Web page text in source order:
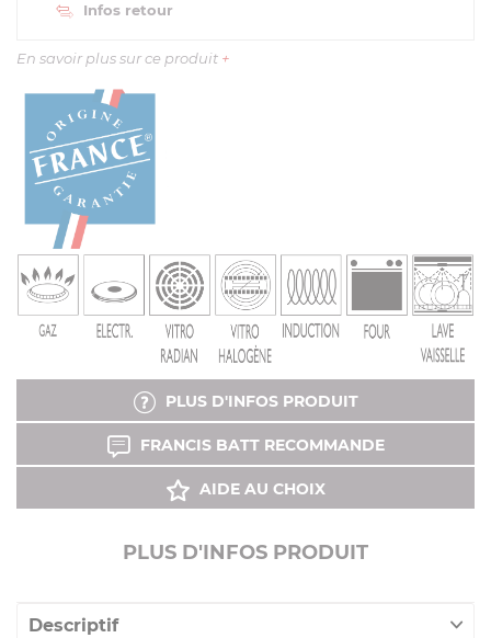
Infos retour
En savoir plus sur ce produit +
PLUS D'INFOS PRODUIT
FRANCIS BATT RECOMMANDE
AIDE AU CHOIX
PLUS D'INFOS PRODUIT
Descriptif